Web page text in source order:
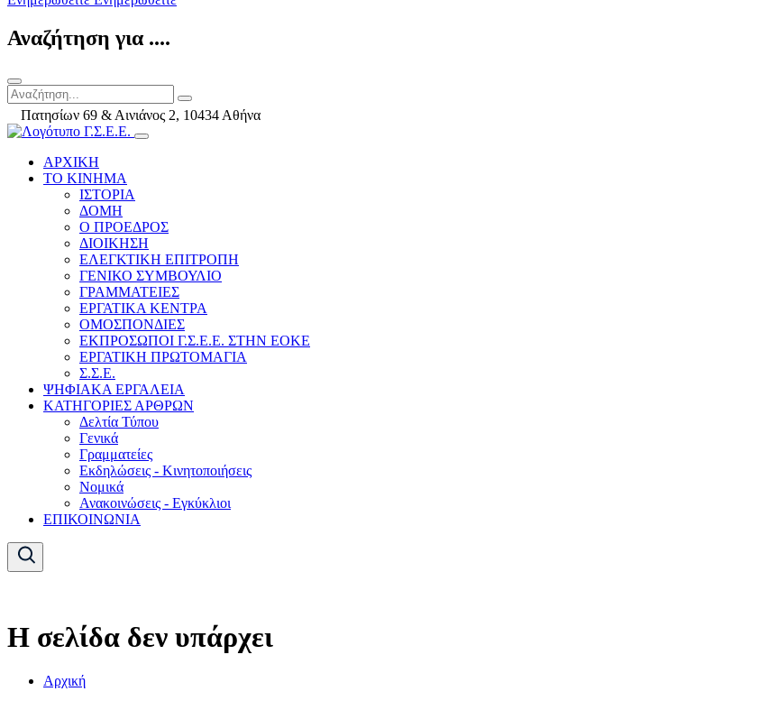
Αναζήτηση για ....
Πατησίων 69 & Αινιάνος 2, 10434 Αθήνα
ΑΡΧΙΚΗ
ΤΟ ΚΙΝΗΜΑ
ΙΣΤΟΡΙΑ
ΔΟΜΗ
Ο ΠΡΟΕΔΡΟΣ
ΔΙΟΙΚΗΣΗ
ΕΛΕΓΚΤΙΚΗ ΕΠΙΤΡΟΠΗ
ΓΕΝΙΚΟ ΣΥΜΒΟΥΛΙΟ
ΓΡΑΜΜΑΤΕΙΕΣ
ΕΡΓΑΤΙΚΑ ΚΕΝΤΡΑ
ΟΜΟΣΠΟΝΔΙΕΣ
ΕΚΠΡΟΣΩΠΟΙ Γ.Σ.Ε.Ε. ΣΤΗΝ ΕΟΚΕ
ΕΡΓΑΤΙΚΗ ΠΡΩΤΟΜΑΓΙΑ
Σ.Σ.Ε.
ΨΗΦΙΑΚΑ ΕΡΓΑΛΕΙΑ
ΚΑΤΗΓΟΡΙΕΣ ΑΡΘΡΩΝ
Δελτία Τύπου
Γενικά
Γραμματείες
Εκδηλώσεις - Κινητοποιήσεις
Νομικά
Ανακοινώσεις - Εγκύκλιοι
ΕΠΙΚΟΙΝΩΝΙΑ
Η σελίδα δεν υπάρχει
Αρχική